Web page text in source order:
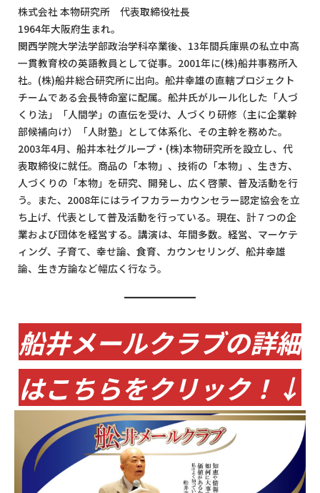
株式会社 本物研究所 代表取締役社長
1964年大阪府生まれ。
関西学院大学法学部政治学科卒業後、13年間兵庫県の私立中高
一貫教育校の英語教員として従事。2001年に(株)船井事務所入
社。(株)船井総合研究所に出向。舩井幸雄の直轄プロジェクト
チームである会長特命室に配属。舩井氏がルール化した「人づ
くり法」「人間学」の直伝を受け、人づくり研修（主に企業幹
部候補向け）「人財塾」として体系化、その主幹を務めた。
2003年4月、船井本社グループ・(株)本物研究所を設立し、代
表取締役に就任。商品の「本物」、技術の「本物」、生き方、
人づくりの「本物」を研究、開発し、広く啓蒙、普及活動を行
う。また、2008年にはライフカラーカウンセラー認定協会を立
ち上げ、代表として普及活動を行っている。現在、計７つの企
業および団体を経営する。講演は、年間多数。経営、マーケテ
ィング、子育て、幸せ論、食育、カウンセリング、舩井幸雄
論、生き方論など幅広く行なう。
船井メールクラブの詳細
はこちらをクリック！↓